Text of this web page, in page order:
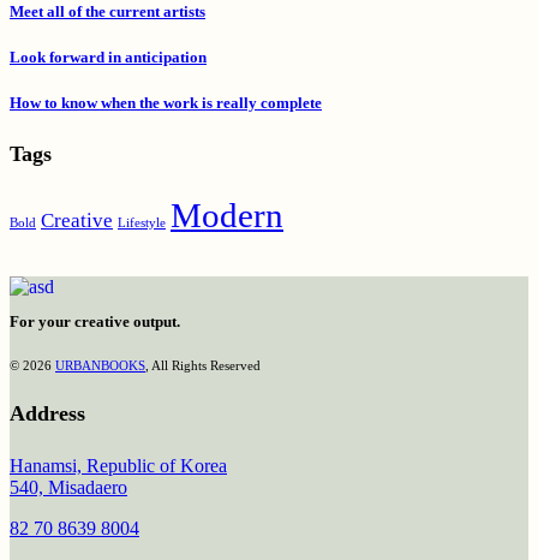
Meet all of the current artists
Look forward in anticipation
How to know when the work is really complete
Tags
Bold Creative Lifestyle Modern
For your creative output.
© 2026 URBANBOOKS , All Rights Reserved
Address
Hanamsi, Republic of Korea
540, Misadaero
82 70 8639 8004